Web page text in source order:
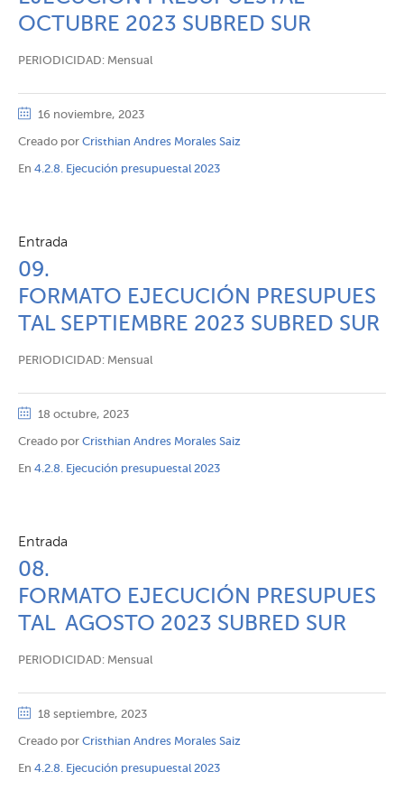
OCTUBRE 2023 SUBRED SUR
PERIODICIDAD: Mensual
16 noviembre, 2023
Creado por Cristhian Andres Morales Saiz
En 4.2.8. Ejecución presupuestal 2023
Entrada
09.
FORMATO EJECUCIÓN PRESUPUES
TAL SEPTIEMBRE 2023 SUBRED SUR
PERIODICIDAD: Mensual
18 octubre, 2023
Creado por Cristhian Andres Morales Saiz
En 4.2.8. Ejecución presupuestal 2023
Entrada
08.
FORMATO EJECUCIÓN PRESUPUES
TAL AGOSTO 2023 SUBRED SUR
PERIODICIDAD: Mensual
18 septiembre, 2023
Creado por Cristhian Andres Morales Saiz
En 4.2.8. Ejecución presupuestal 2023